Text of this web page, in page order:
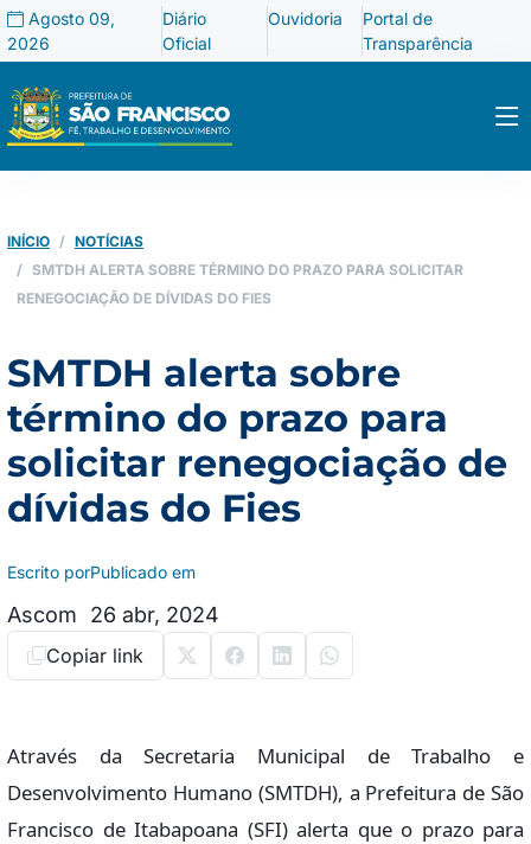
Agosto 09,
2026
Diário
Oficial
Ouvidoria
Portal de
Transparência
INÍCIO
NOTÍCIAS
SMTDH ALERTA SOBRE TÉRMINO DO PRAZO PARA SOLICITAR
RENEGOCIAÇÃO DE DÍVIDAS DO FIES
SMTDH alerta sobre
término do prazo para
solicitar renegociação de
dívidas do Fies
Escrito por
Ascom
Publicado em
26 abr, 2024
Copiar link
Através da Secretaria Municipal de Trabalho e
Desenvolvimento Humano (SMTDH), a Prefeitura de São
Francisco de Itabapoana (SFI) alerta que o prazo para